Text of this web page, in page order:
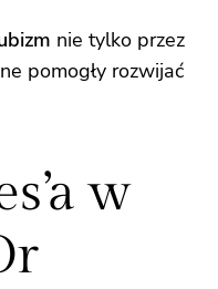
nie tylko przez
pomogły rozwijać
w